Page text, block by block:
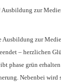
Ausbildung zur
– herzlichen
phase grün
Nebenbei wird